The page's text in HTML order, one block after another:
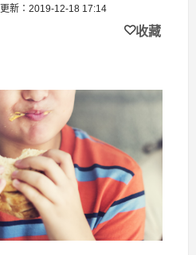
更新：2019-12-18 17:14
收藏